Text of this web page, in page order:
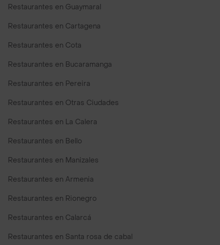
Restaurantes en Guaymaral
Restaurantes en Cartagena
Restaurantes en Cota
Restaurantes en Bucaramanga
Restaurantes en Pereira
Restaurantes en Otras Ciudades
Restaurantes en La Calera
Restaurantes en Bello
Restaurantes en Manizales
Restaurantes en Armenia
Restaurantes en Rionegro
Restaurantes en Calarcá
Restaurantes en Santa rosa de cabal